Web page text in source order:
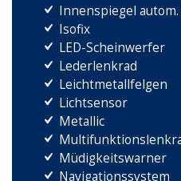
Innenspiegel
Isofix
LED-Scheinwerfer
Lederlenkrad
Leichtmetallfelgen
Lichtsensor
Metallic
Müdigkeitswarner
Navigationssystem